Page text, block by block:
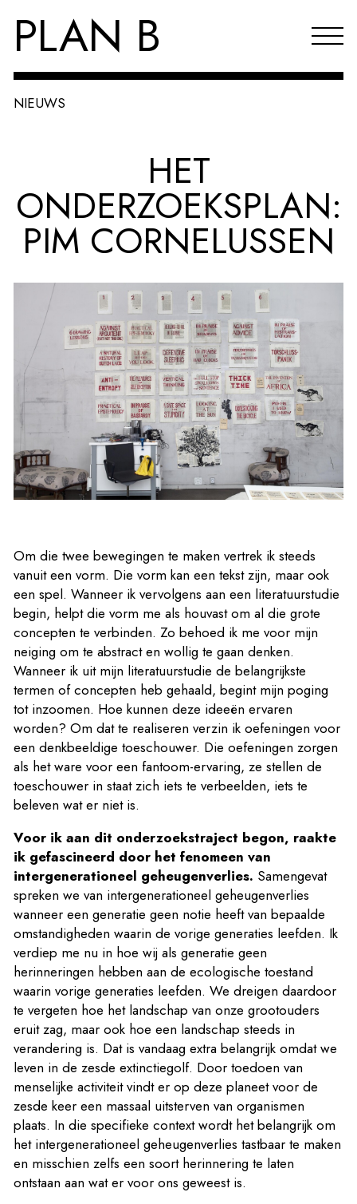
PLAN B
Reflecties & publicaties
Over PLAN B
EN
NIEUWS
HET
ONDERZOEKSPLAN:
PIM CORNELUSSEN
Om die twee bewegingen te maken vertrek ik steeds
vanuit een vorm. Die vorm kan een tekst zijn, maar ook
een spel. Wanneer ik vervolgens aan een literatuurstudie
begin, helpt die vorm me als houvast om al die grote
concepten te verbinden. Zo behoed ik me voor mijn
neiging om te abstract en wollig te gaan denken.
Wanneer ik uit mijn literatuurstudie de belangrijkste
termen of concepten heb gehaald, begint mijn poging
tot inzoomen. Hoe kunnen deze ideeën ervaren
worden? Om dat te realiseren verzin ik oefeningen voor
een denkbeeldige toeschouwer. Die oefeningen zorgen
als het ware voor een fantoom-ervaring, ze stellen de
toeschouwer in staat zich iets te verbeelden, iets te
beleven wat er niet is.
Voor ik aan dit onderzoekstraject begon, raakte
ik gefascineerd door het fenomeen van
intergenerationeel geheugenverlies. Samengevat
spreken we van intergenerationeel geheugenverlies
wanneer een generatie geen notie heeft van bepaalde
omstandigheden waarin de vorige generaties leefden. Ik
verdiep me nu in hoe wij als generatie geen
herinneringen hebben aan de ecologische toestand
waarin vorige generaties leefden. We dreigen daardoor
te vergeten hoe het landschap van onze grootouders
eruit zag, maar ook hoe een landschap steeds in
verandering is. Dat is vandaag extra belangrijk omdat we
leven in de zesde extinctiegolf. Door toedoen van
menselijke activiteit vindt er op deze planeet voor de
zesde keer een massaal uitsterven van organismen
plaats. In die specifieke context wordt het belangrijk om
het intergenerationeel geheugenverlies tastbaar te maken
en misschien zelfs een soort herinnering te laten
ontstaan aan wat er voor ons geweest is.